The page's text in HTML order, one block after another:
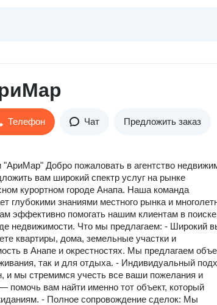
Телефон Чат Предложить заказ
"АриМар" Добро пожаловать в агентство
вам широкий спектр услуг на рынке
курортном городе Анапа. Наша команда
глубокими знаниями местного рынка и
эффективно помогать нашим клиентам в
недвижимости. Что мы предлагаем: - Широкий
квартиры, дома, земельные участки и
в Анапе и окрестностях. Мы предлагаем
так и для отдыха. - Индивидуальный
и мы стремимся учесть все ваши пожелания и
помочь вам найти именно тот объект, который
- Полное сопровождение сделок: Мы